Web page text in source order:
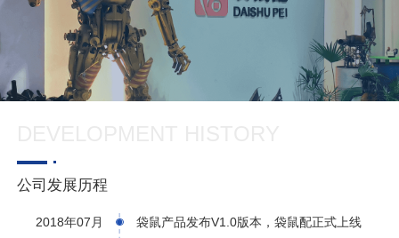
公司发展历程
2018年07月 袋鼠产品发布V1.0版本，袋鼠配正式上线